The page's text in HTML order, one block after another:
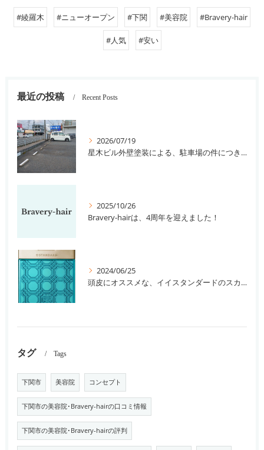
#綾羅木 #ニューオープン #下関 #美容院 #Bravery-hair
#人気 #安い
最近の投稿 Recent Posts
2026/07/19
星木ビル外壁塗装による、駐車場の件につきまして。
2025/10/26
Bravery-hairは、4周年を迎えました！
2024/06/25
頭皮にオススメな、イイスタンダードのスカルプ系シャンプー＆トリートメントです！
タグ Tags
下関市 美容院 コンセプト
下関市の美容院･Bravery-hairの口コミ情報
下関市の美容院･Bravery-hairの評判